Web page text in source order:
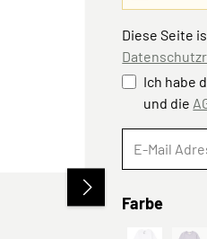
Diese Seite
Ich habe
und die
Farbe